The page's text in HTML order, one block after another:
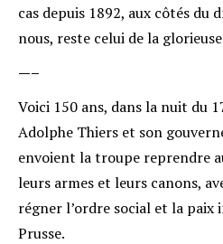
cas depuis 1892, aux côtés
nous, reste celui de la
—–
Voici 150 ans, dans la nuit du
Adolphe Thiers et son
envoient la troupe reprendre
leurs armes et leurs canons,
régner l’ordre social et la paix
Prusse.